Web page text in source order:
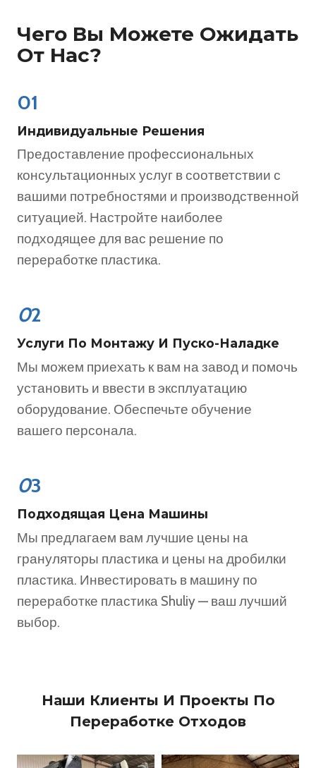
Чего Вы Можете Ожидать
От Нас?
01
Индивидуальные Решения
Предоставление профессиональных
консультационных услуг в соответствии с
вашими потребностями и производственной
ситуацией. Настройте наиболее
подходящее для вас решение по
переработке пластика.
02
Услуги По Монтажу И Пуско-Наладке
Мы можем приехать к вам на завод и помочь
установить и ввести в эксплуатацию
оборудование. Обеспечьте обучение
вашего персонала.
03
Подходящая Цена Машины
Мы предлагаем вам лучшие цены на
грануляторы пластика и цены на дробилки
пластика. Инвестировать в машину по
переработке пластика Shuliy — ваш лучший
выбор.
Наши Клиенты И Проекты По
Переработке Отходов